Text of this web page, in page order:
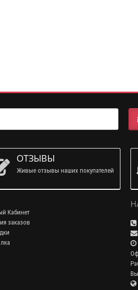
ОТЗЫВЫ
Живые отзывы наших покупателей
Кабинет
заказов